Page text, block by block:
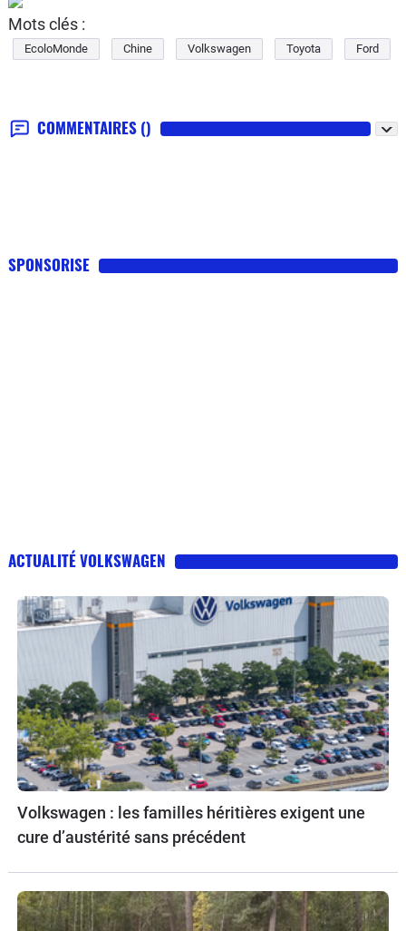
Mots clés :
EcoloMonde Chine Volkswagen Toyota Ford
COMMENTAIRES ()
SPONSORISE
ACTUALITÉ VOLKSWAGEN
Volkswagen : les familles héritières exigent une
cure d’austérité sans précédent